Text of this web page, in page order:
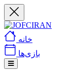
خانه
بازی‌ها